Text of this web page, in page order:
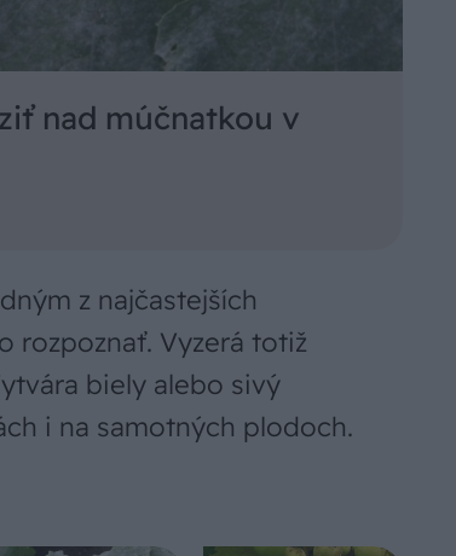
nad múčnatkou v
z najčastejších
rozpoznať. Vyzerá totiž
biely alebo sivý
i na samotných plodoch.